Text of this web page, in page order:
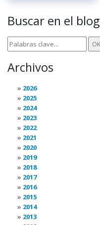
Buscar en el blog
Archivos
2026
2025
2024
2023
2022
2021
2020
2019
2018
2017
2016
2015
2014
2013